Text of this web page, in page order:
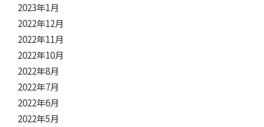
2023年1月
2022年12月
2022年11月
2022年10月
2022年8月
2022年7月
2022年6月
2022年5月